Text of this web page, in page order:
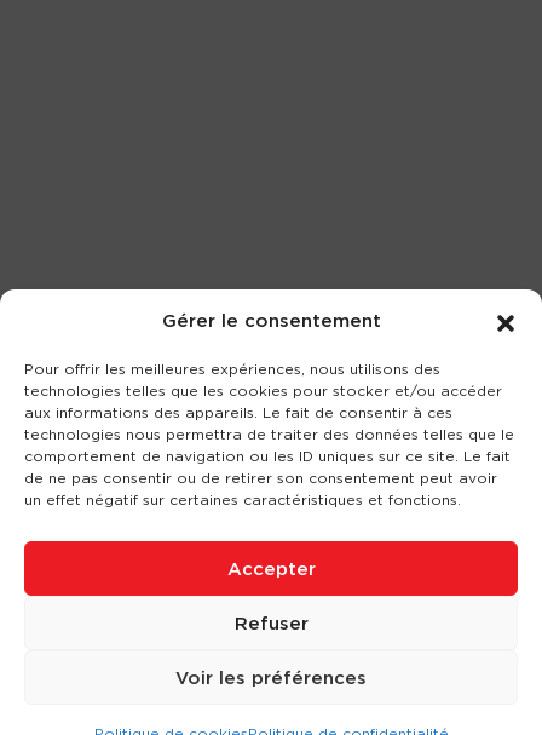
Gérer le consentement
Pour offrir les meilleures expériences, nous utilisons des
technologies telles que les cookies pour stocker et/ou accéder
aux informations des appareils. Le fait de consentir à ces
technologies nous permettra de traiter des données telles que le
comportement de navigation ou les ID uniques sur ce site. Le fait
de ne pas consentir ou de retirer son consentement peut avoir
un effet négatif sur certaines caractéristiques et fonctions.
Accepter
Refuser
Voir les préférences